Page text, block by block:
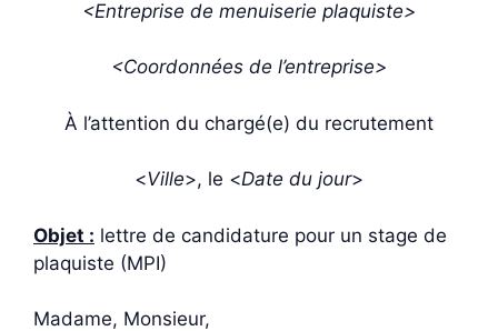
<Entreprise de menuiserie plaquiste>
<Coordonnées de l’entreprise>
À l’attention du chargé(e) du recrutement
<Ville>, le <Date du jour>
Objet : lettre de candidature pour un stage de
plaquiste (MPI)
Madame, Monsieur,